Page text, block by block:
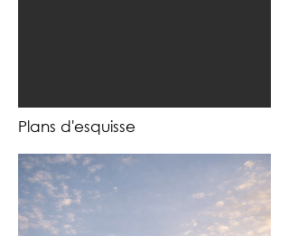
Plans d'esquisse